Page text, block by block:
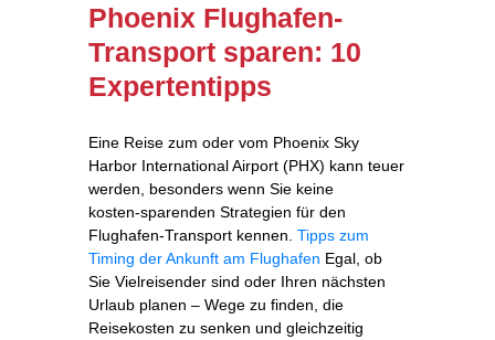
Phoenix Flughafen-
Transport sparen: 10
Expertentipps
Eine Reise zum oder vom Phoenix Sky
Harbor International Airport (PHX) kann teuer
werden, besonders wenn Sie keine
kosten‑sparenden Strategien für den
Flughafen‑Transport kennen. Tipps zum
Timing der Ankunft am Flughafen Egal, ob
Sie Vielreisender sind oder Ihren nächsten
Urlaub planen – Wege zu finden, die
Reisekosten zu senken und gleichzeitig